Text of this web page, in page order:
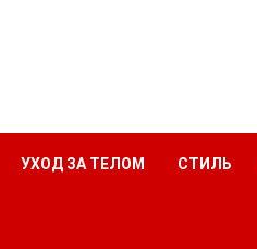
УХОД ЗА ТЕЛОМ СТИЛЬ